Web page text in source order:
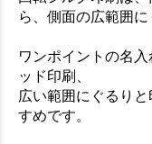
ら、側面の広範囲に
ワンポイントの名
ッド印刷、
広い範囲にぐるり
すめです。